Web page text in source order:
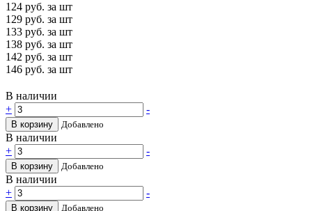
124 руб. за шт
129 руб. за шт
133 руб. за шт
138 руб. за шт
142 руб. за шт
146 руб. за шт
В наличии
+
-
В корзину Добавлено
В наличии
+
-
В корзину Добавлено
В наличии
+
-
В корзину Добавлено